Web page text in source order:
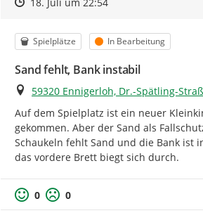
Kategorie
Spielplätze Status
In Bearbeitung
Sand fehlt, Bank instabil
Ort
59320 Ennigerloh, Dr.-Spätling-
Auf dem Spielplatz ist ein neuer
gekommen. Aber der Sand als
Schaukeln fehlt Sand und die Bank ist
das vordere Brett biegt sich durch.
0 0